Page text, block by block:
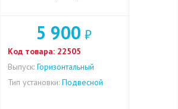
5 900 ₽
Код товара: 22505
Выпуск: Горизонтальный
Тип установки: Подвесной